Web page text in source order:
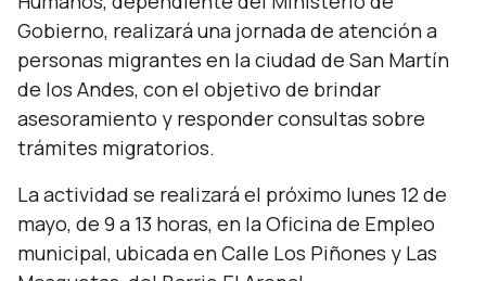
Gobierno, realizará una jornada de atención a
personas migrantes en la ciudad de San Martín
de los Andes, con el objetivo de brindar
asesoramiento y responder consultas sobre
trámites migratorios.
La actividad se realizará el próximo lunes 12 de
mayo, de 9 a 13 horas, en la Oficina de Empleo
municipal, ubicada en Calle Los Piñones y Las